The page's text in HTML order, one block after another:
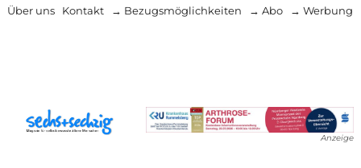
Über uns Kontakt → Bezugsmöglichkeiten → Abo → Werbung
Anzeige